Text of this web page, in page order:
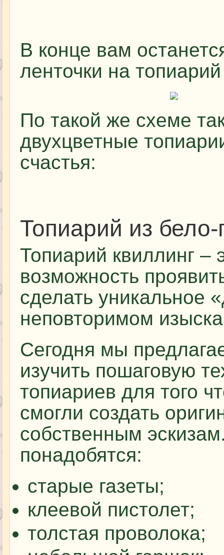
В конце вам
ленточки на
По такой же схеме
двухцветные
счастья:
Топиарий из бело-
Топиарий квиллинг –
возможность
сделать уникальное
неповторимом
Сегодня мы
изучить пошаговую
топиариев для того
смогли создать
собственным
понадобятся:
старые газеты;
клеевой пистолет;
толстая проволока;